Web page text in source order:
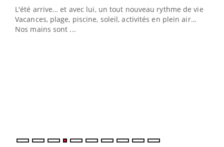
L'été arrive… et avec lui, un tout nouveau rythme de vie !
Vacances, plage, piscine, soleil, activités en plein air…
Nos mains sont ...